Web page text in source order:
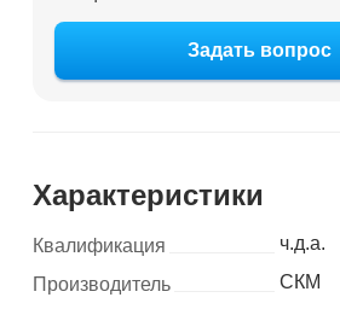
Задать вопрос
Характеристики
Квалификация
ч.д.а.
Производитель
СКМ